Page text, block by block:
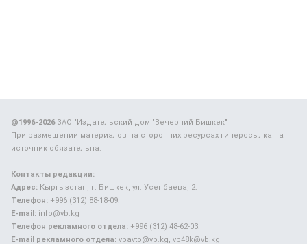
@1996-2026ЗАО "Издательский дом "Вечерний Бишкек"
При размещении материалов на сторонних ресурсах гиперссылка на
источник обязательна.
Контакты редакции:
Адрес: Кыргызстан, г. Бишкек, ул. Усенбаева, 2.
Телефон: +996 (312) 88-18-09.
E-mail: info@vb.kg
Телефон рекламного отдела: +996 (312) 48-62-03.
E-mail рекламного отдела: vbavto@vb.kg, vb48k@vb.kg